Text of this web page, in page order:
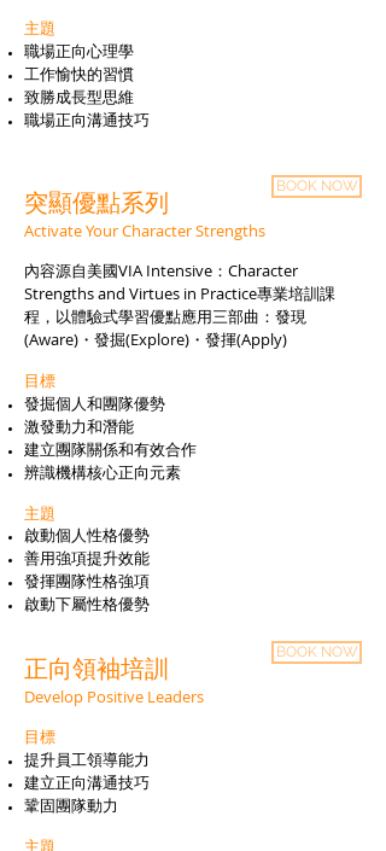
主題
職場正向心理學
工作愉快的習慣
致勝成長型思維
職場正向溝通技巧
突顯優點系列
Activate Your Character Strengths
內容源自美國VIA Intensive：Character
Strengths and Virtues in Practice專業培訓課
程，以體驗式學習優點應用三部曲：發現
(Aware)・發掘(Explore)・發揮(Apply)
目標
發掘個人和團隊優勢
激發動力和潛能
建立團隊關係和有效合作
辨識機構核心正向元素
主題
啟動個人性格優勢
善用強項提升效能
發揮團隊性格強項
啟動下屬性格優勢
正向領袖培訓
Develop Positive Leaders
目標
提升員工領導能力
建立正向溝通技巧
鞏固團隊動力
BOOK NOW
BOOK NOW